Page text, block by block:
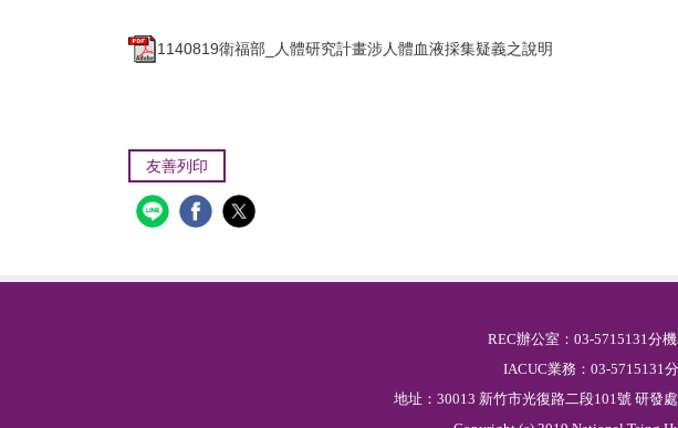
1140819衛福部_人體研究計畫涉人體血液採集疑義之說明
友善列印
REC辦公室：03-5715131分
IACUC業務：03-5715131
地址：30013 新竹市光復路二段101號 研發